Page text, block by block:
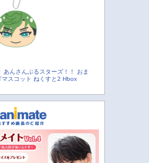
あんさんぶるスターズ！！ おま
マスコット ねくすと2 Hbox